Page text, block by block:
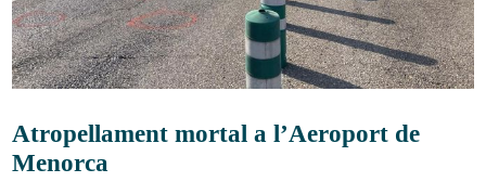
Atropellament mortal a l’Aeroport de
Menorca